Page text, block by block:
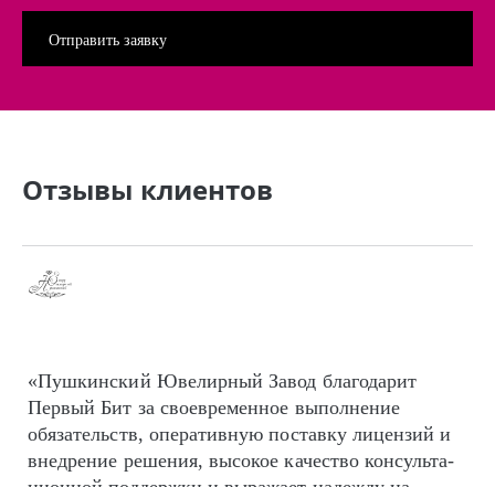
Отзывы клиентов
«Пушкинский Ювелирный Завод благодарит
Первый Бит за своевременное выполнение
обязательств, оперативную поставку лицензий и
внедрение решения, высокое качество кон­суль­та­